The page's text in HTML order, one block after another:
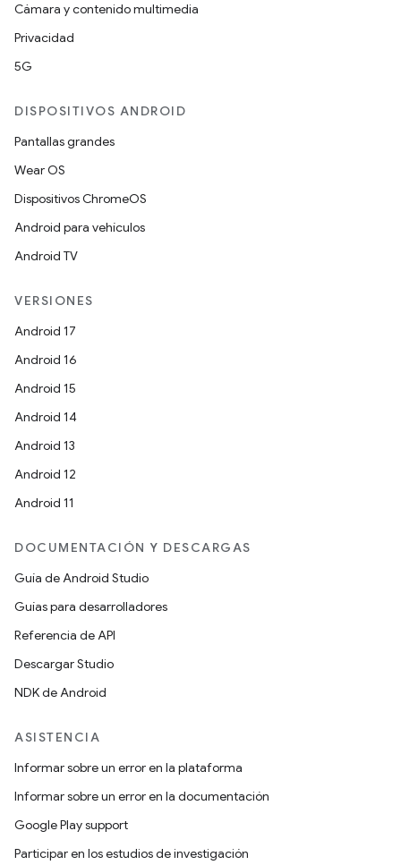
Cámara y contenido multimedia
Privacidad
5G
DISPOSITIVOS ANDROID
Pantallas grandes
Wear OS
Dispositivos ChromeOS
Android para vehículos
Android TV
VERSIONES
Android 17
Android 16
Android 15
Android 14
Android 13
Android 12
Android 11
DOCUMENTACIÓN Y DESCARGAS
Guía de Android Studio
Guías para desarrolladores
Referencia de API
Descargar Studio
NDK de Android
ASISTENCIA
Informar sobre un error en la plataforma
Informar sobre un error en la documentación
Google Play support
Participar en los estudios de investigación